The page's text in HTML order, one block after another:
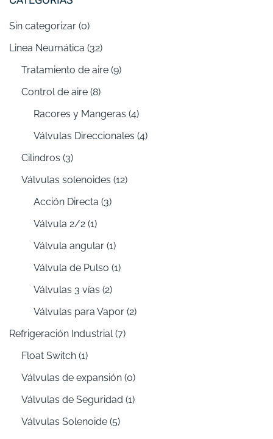
Sin categorizar (0)
Linea Neumática (32)
Tratamiento de aire (9)
Control de aire (8)
Racores y Mangeras (4)
Válvulas Direccionales (4)
Cilindros (3)
Válvulas solenoides (12)
Acción Directa (3)
Válvula 2/2 (1)
Válvula angular (1)
Válvula de Pulso (1)
Válvulas 3 vías (2)
Válvulas para Vapor (2)
Refrigeración Industrial (7)
Float Switch (1)
Válvulas de expansión (0)
Válvulas de Seguridad (1)
Válvulas Solenoide (5)